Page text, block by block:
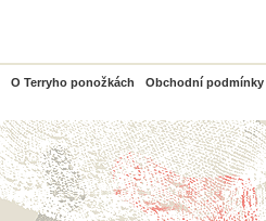
O Terryho ponožkách Obchodní podmínky
PayPal